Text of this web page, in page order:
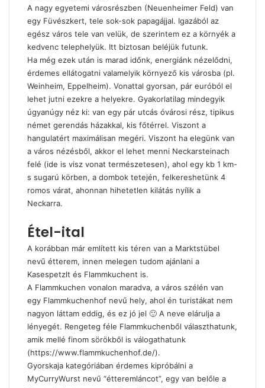
A nagy egyetemi városrészben (Neuenheimer Feld) van
egy Füvészkert, tele sok-sok papagájjal. Igazából az
egész város tele van velük, de szerintem ez a környék a
kedvenc telephelyük. Itt biztosan beléjük futunk.
Ha még ezek után is marad időnk, energiánk nézelődni,
érdemes ellátogatni valamelyik környező kis városba (pl.
Weinheim, Eppelheim). Vonattal gyorsan, pár euróból el
lehet jutni ezekre a helyekre. Gyakorlatilag mindegyik
úgyanúgy néz ki: van egy pár utcás óvárosi rész, tipikus
német gerendás házakkal, kis főtérrel. Viszont a
hangulatért maximálisan megéri. Viszont ha elegünk van
a város nézésből, akkor el lehet menni Neckarsteinach
felé (ide is visz vonat természetesen), ahol egy kb 1 km-
s sugarú körben, a dombok tetején, felkereshetünk 4
romos várat, ahonnan hihetetlen kilátás nyílik a
Neckarra.
Étel-ital
A korábban már említett kis téren van a Marktstübel
nevű étterem, innen melegen tudom ajánlani a
Kasespetzlt és Flammkuchent is.
A Flammkuchen vonalon maradva, a város szélén van
egy Flammkuchenhof nevű hely, ahol én turistákat nem
nagyon láttam eddig, és ez jó jel 🙂 A neve elárulja a
lényegét. Rengeteg féle Flammkuchenből választhatunk,
amik mellé finom sörökből is válogathatunk
(https://www.flammkuchenhof.de/).
Gyorskaja kategóriában érdemes kipróbálni a
MyCurryWurst nevű “étteremláncot”, egy van belőle a